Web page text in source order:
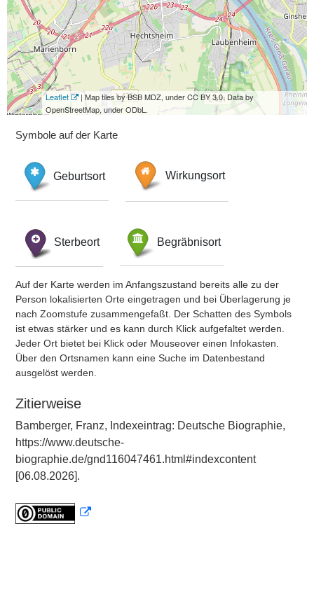
Leaflet
| Map tiles by BSB MDZ, under CC BY 3.0. Data by
OpenStreetMap, under ODbL.
Symbole auf der Karte
Geburtsort Wirkungsort
Sterbeort Begräbnisort
Auf der Karte werden im Anfangszustand bereits alle zu der
Person lokalisierten Orte eingetragen und bei Überlagerung je
nach Zoomstufe zusammengefaßt. Der Schatten des Symbols
ist etwas stärker und es kann durch Klick aufgefaltet werden.
Jeder Ort bietet bei Klick oder Mouseover einen Infokasten.
Über den Ortsnamen kann eine Suche im Datenbestand
ausgelöst werden.
Zitierweise
Bamberger, Franz, Indexeintrag: Deutsche Biographie,
https://www.deutsche-
biographie.de/gnd116047461.html#indexcontent
[06.08.2026].